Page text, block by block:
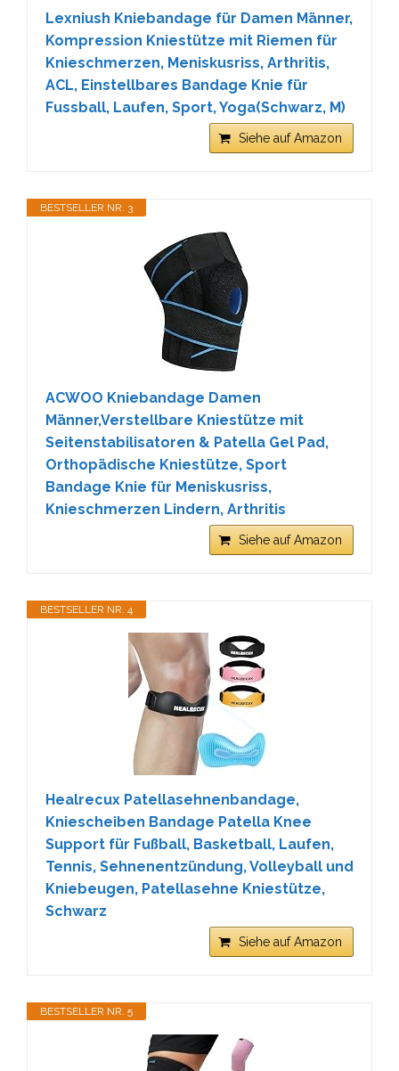
Lexniush Kniebandage für Damen Männer,
Kompression Kniestütze mit Riemen für
Knieschmerzen, Meniskusriss, Arthritis,
ACL, Einstellbares Bandage Knie für
Fussball, Laufen, Sport, Yoga(Schwarz, M)
Siehe auf Amazon
BESTSELLER NR. 3
ACWOO Kniebandage Damen
Männer,Verstellbare Kniestütze mit
Seitenstabilisatoren & Patella Gel Pad,
Orthopädische Kniestütze, Sport
Bandage Knie für Meniskusriss,
Knieschmerzen Lindern, Arthritis
Siehe auf Amazon
BESTSELLER NR. 4
Healrecux Patellasehnenbandage,
Kniescheiben Bandage Patella Knee
Support für Fußball, Basketball, Laufen,
Tennis, Sehnenentzündung, Volleyball und
Kniebeugen, Patellasehne Kniestütze,
Schwarz
Siehe auf Amazon
BESTSELLER NR. 5